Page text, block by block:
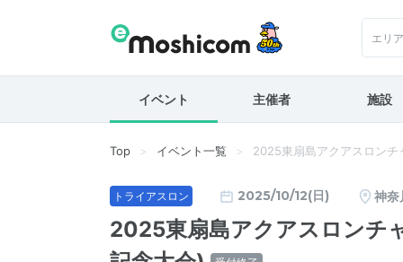
エリ
イベント 主催者 施設
Top イベント一覧 2025東扇島アクアスロン
トライアスロン 2025/10/12(日) 神奈
2025東扇島アクアスロンチ